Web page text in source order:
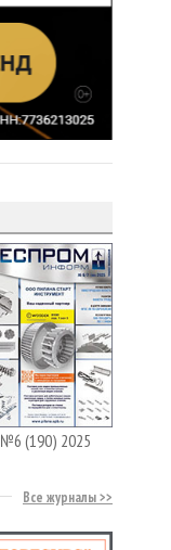
№6 (190) 2025
Все журналы